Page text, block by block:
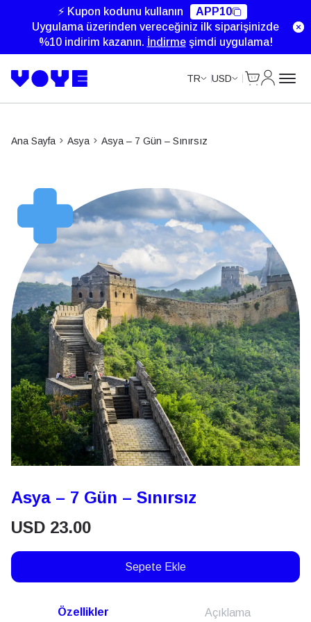
⚡ Kupon kodunu kullanın
APP10
Uygulama üzerinden vereceğiniz ilk siparişinizde
%10 indirim kazanın. İndirmeşimdi uygulama!
TR USD
Ana Sayfa Asya Asya – 7 Gün – Sınırsız
Asya – 7 Gün – Sınırsız
USD 23.00
Sepete Ekle
Özellikler Açıklama
Unlimited Data
Unlimited Data
Unlimited Data